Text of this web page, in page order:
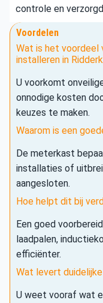
controle en
Voordelen
Wat is het voordeel
installeren in
U voorkomt
onnodige kosten
keuzes te maken.
Waarom is een
De meterkast
installaties of
aangesloten.
Hoe helpt dit bij
Een goed
laadpalen,
efficiënter.
Wat levert
U weet vooraf wat